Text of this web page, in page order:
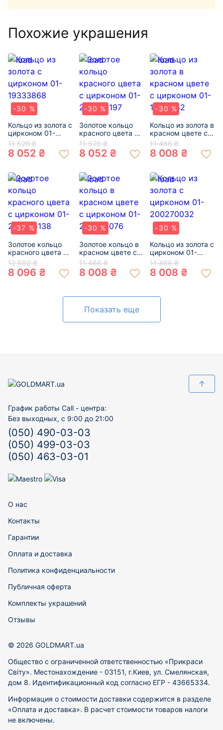
Похожие украшения
-30 %
Кольцо из золота с
цирконом 01-
19333868
11 529 ₴
8 052 ₴
-30 %
Золотое кольцо
красного цвета с
цирконом 01-
200086197
11 529 ₴
8 052 ₴
-30 %
Кольцо из золота в
красном цвете с
цирконом 01-
19219182
11 466 ₴
8 008 ₴
-37 %
Золотое кольцо
красного цвета с
цирконом 01-
200055138
12 880 ₴
8 096 ₴
-30 %
Золотое кольцо в
красном цвете с
цирконом 01-
200204076
11 466 ₴
8 008 ₴
-30 %
Кольцо из золота с
цирконом 01-
200270032
11 466 ₴
8 008 ₴
Показать еще
↑
График работы Call - центра:
Без выходных, с 9:00 до 21:00
(050) 490-03-03
(050) 499-03-03
(050) 463-03-01
О нас
Контакты
Гарантии
Оплата и доставка
Политика конфиденциальности
Публичная оферта
Комплекты украшений
Отзывы
© 2026 GOLDMART.ua
Общество с ограниченной ответственностью «Прикраси
Світу». Местонахождение - 03151, г.Киев, ул. Смелянская,
дом 8. Идентификационный код согласно ЕГР - 43665334.
Информация о стоимости доставки содержится в разделе
«Оплата и доставка». В расчет стоимости товаров налоги
не включены.